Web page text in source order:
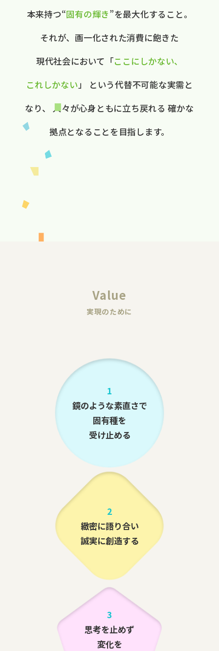
本来持つ“固有の​輝き”を​最大化する​こと。
それが、​画一化された​消費に​飽きた​
現代社会に​おいて ​「ここに​しかない、​
これしかない 」
と​いう​代替不可能な​実需と​
なり、
人々が​心身ともに​立ち戻れる 確かな​
拠点と​なる​ことを​目指します。​
Value
実現のために
1
鏡のような素直さで
固有種を
受け止める
2
緻密に語り合い
誠実に創造する
3
思考を止めず
変化を